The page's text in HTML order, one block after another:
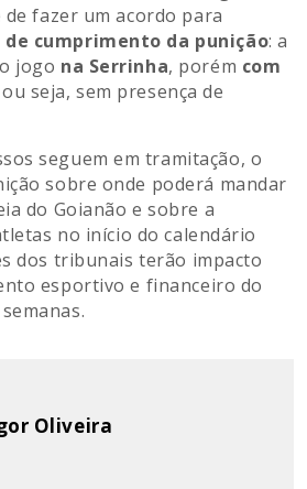
fazer um acordo para
cumprimento da punição: a
jogo na Serrinha, porém com
seja, sem presença de
seguem em tramitação, o
sobre onde poderá mandar
do Goianão e sobre a
no início do calendário
dos tribunais terão impacto
esportivo e financeiro do
Oliveira